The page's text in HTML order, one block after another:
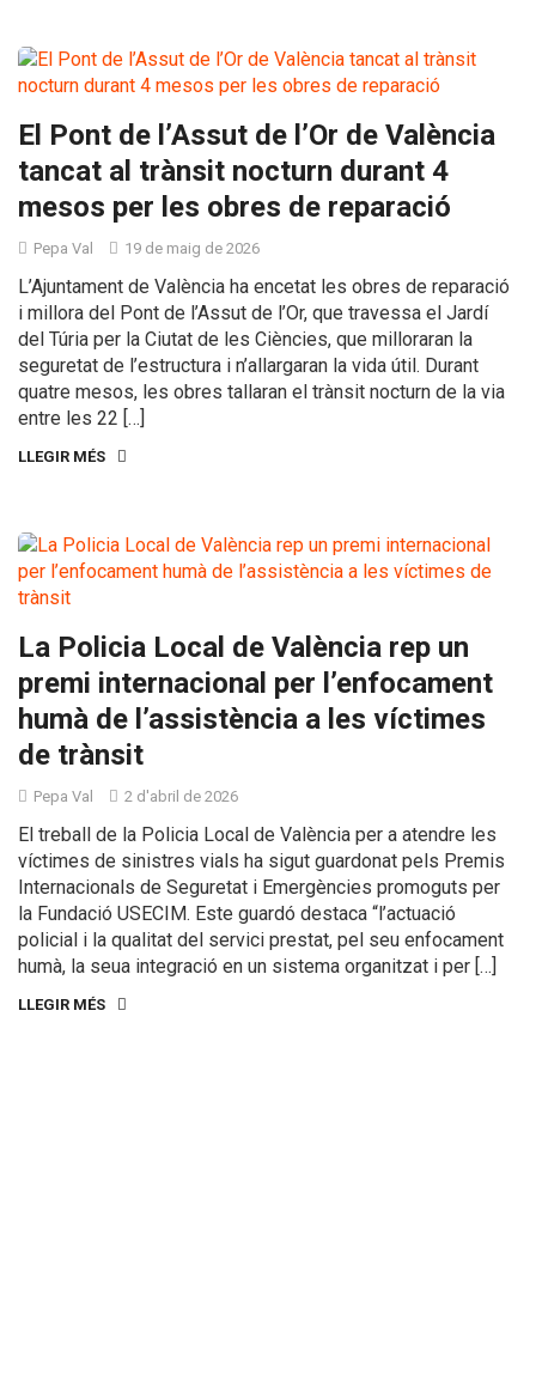
El Pont de l’Assut de l’Or de València
tancat al trànsit nocturn durant 4
mesos per les obres de reparació
Pepa Val 19 de maig de 2026
L’Ajuntament de València ha encetat les obres de reparació
i millora del Pont de l’Assut de l’Or, que travessa el Jardí
del Túria per la Ciutat de les Ciències, que milloraran la
seguretat de l’estructura i n’allargaran la vida útil. Durant
quatre mesos, les obres tallaran el trànsit nocturn de la via
entre les 22 […]
LLEGIR MÉS
La Policia Local de València rep un
premi internacional per l’enfocament
humà de l’assistència a les víctimes
de trànsit
Pepa Val 2 d'abril de 2026
El treball de la Policia Local de València per a atendre les
víctimes de sinistres vials ha sigut guardonat pels Premis
Internacionals de Seguretat i Emergències promoguts per
la Fundació USECIM. Este guardó destaca “l’actuació
policial i la qualitat del servici prestat, pel seu enfocament
humà, la seua integració en un sistema organitzat i per […]
LLEGIR MÉS